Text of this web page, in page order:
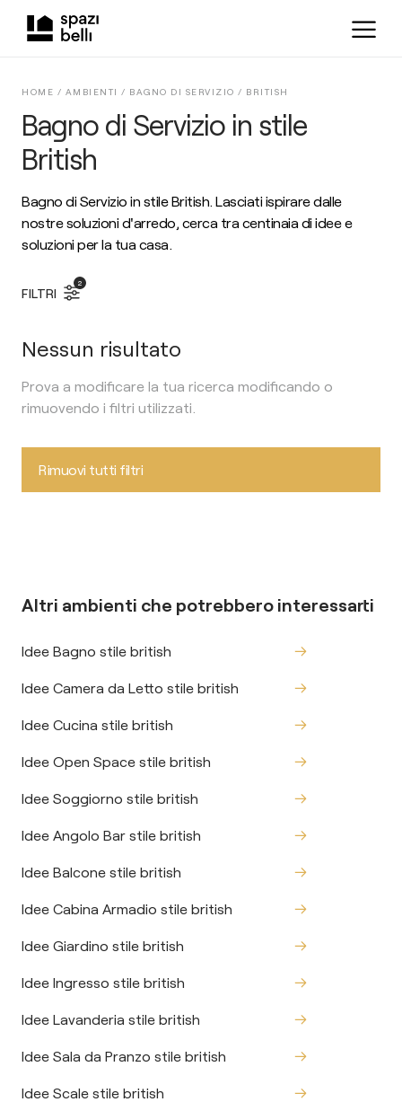
Bagno di Servizio in stile
British
HOME / AMBIENTI / BAGNO DI SERVIZIO / BRITISH
Bagno di Servizio in stile British. Lasciati ispirare dalle
nostre soluzioni d'arredo, cerca tra centinaia di idee e
soluzioni per la tua casa.
FILTRI
2
Nessun risultato
Prova a modificare la tua ricerca modificando o
rimuovendo i filtri utilizzati.
Rimuovi tutti filtri
Altri ambienti che potrebbero interessarti
Idee Bagno stile british
Idee Camera da Letto stile british
Idee Cucina stile british
Idee Open Space stile british
Idee Soggiorno stile british
Idee Angolo Bar stile british
Idee Balcone stile british
Idee Cabina Armadio stile british
Idee Giardino stile british
Idee Ingresso stile british
Idee Lavanderia stile british
Idee Sala da Pranzo stile british
Idee Scale stile british